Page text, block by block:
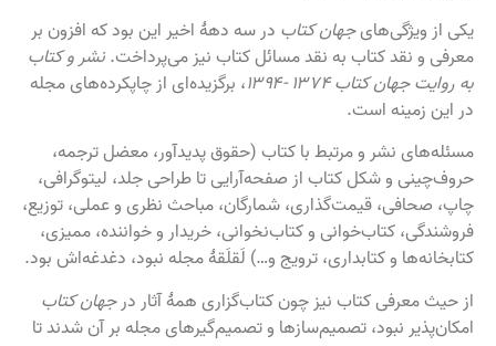
یکی از ویژگی‌هایجهان کتاب در سه دههٔ اخیر این بود که افزون بر
معرفی و نقد کتاب به نقد مسائل کتاب نیز می‌پرداخت. نشر و کتاب
به روایت جهان کتاب ۱۳۷۴ -۱۳۹۴
، برگزیده‌ای از چاپکرده‌های مجله
در این زمینه است.
مسئله‌های نشر و مرتبط با کتاب (حقوق پدیدآور، معضل ترجمه،
حروف‌چینی و شکل کتاب از صفحه‌آرایی تا طراحی جلد، لیتوگرافی،
چاپ، صحافی، قیمت‌گذاری، شمارگان، مباحث نظری و عملی، توزیع،
فروشندگی، کتاب‌خوانی و کتاب‌نخوانی، خریدار و خواننده، ممیزی،
کتابخانه‌ها و کتابداری، ترویج و…) لَقلَقهٔ مجله نبود، دغدغه‌اش بود.
از حیث معرفی کتاب نیز چون کتاب‌گزاری همهٔ آثار درجهان کتاب
امکان‌پذیر نبود، تصمیم‌سازها و تصمیم‌گیرهای مجله بر آن شدند تا